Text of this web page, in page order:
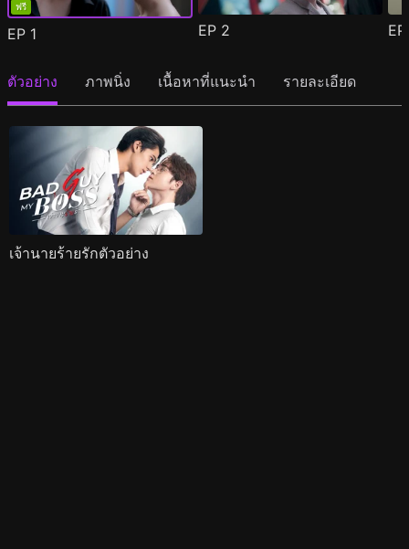
ฟรี
EP 1 EP 2
ตัวอย่าง ภาพนิ่ง เนื้อหาที่แนะนำ รายละเอียด
เจ้านายร้ายรักตัวอย่าง